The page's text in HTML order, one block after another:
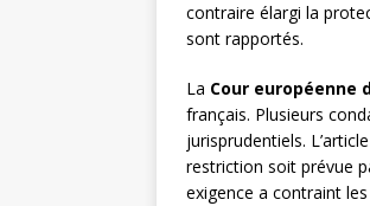
contraire élargi la
sont rapportés.
La Cour européenne
français. Plusieurs
jurisprudentiels.
restriction soit prévue
exigence a contraint